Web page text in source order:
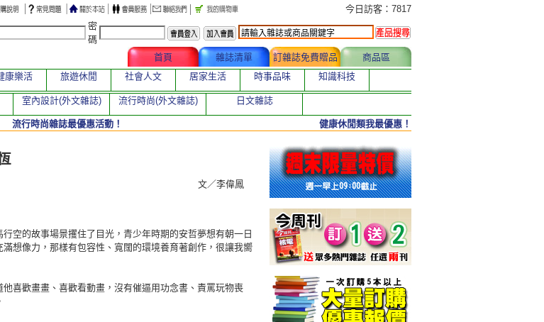
文／李偉鳳
空的故事場景攫住了目光，青少年時期的安哲夢想有朝一日
想像力，那樣有包容性、寬闊的環境養育著創作，很讓我嚮
喜歡畫畫、喜歡看動畫，沒有催逼用功念書、責罵玩物喪
今日訪客：7817
密
碼
首頁 雜誌清單 訂雜誌免費贈品
商品區
康樂活 旅遊休閒 社會人文 居家生活 時事品味 知識科技
室內設計(外文雜誌) 流行時尚(外文雜誌) 日文雜誌
流行時尚雜誌最優惠活動！ 健康休閒類我最優惠！